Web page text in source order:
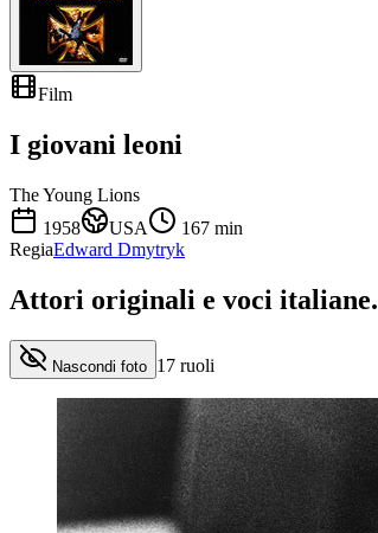
Film
I giovani leoni
The Young Lions
1958
USA 167 min
RegiaEdward Dmytryk
Attori originali e voci italiane.
Nascondi foto 17 ruoli